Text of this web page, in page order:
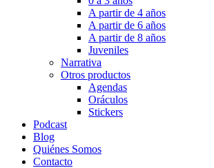
A partir de 4 años
A partir de 6 años
A partir de 8 años
Juveniles
Narrativa
Otros productos
Agendas
Oráculos
Stickers
Podcast
Blog
Quiénes Somos
Contacto